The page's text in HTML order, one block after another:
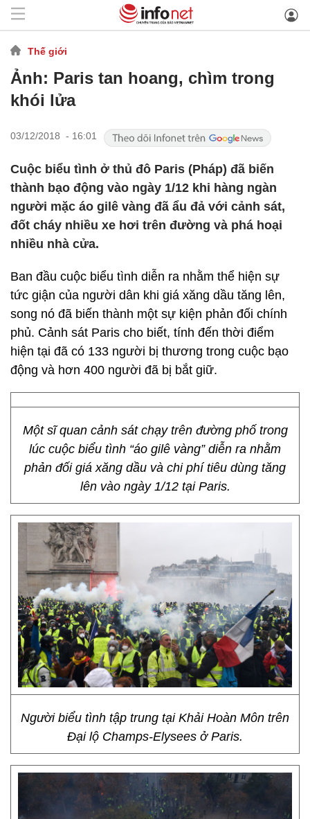
Thế giới
Ảnh: Paris tan hoang, chìm trong
khói lửa
03/12/2018 - 16:01
Cuộc biểu tình ở thủ đô Paris (Pháp) đã biến
thành bạo động vào ngày 1/12 khi hàng ngàn
người mặc áo gilê vàng đã ẩu đả với cảnh sát,
đốt cháy nhiều xe hơi trên đường và phá hoại
nhiều nhà cửa.
Ban đầu cuộc biểu tình diễn ra nhằm thể hiện sự
tức giận của người dân khi giá xăng dầu tăng lên,
song nó đã biến thành một sự kiện phản đối chính
phủ. Cảnh sát Paris cho biết, tính đến thời điểm
hiện tại đã có 133 người bị thương trong cuộc bạo
động và hơn 400 người đã bị bắt giữ.
Một sĩ quan cảnh sát chạy trên đường phố trong
lúc cuộc biểu tình “áo gilê vàng” diễn ra nhằm
phản đối giá xăng dầu và chi phí tiêu dùng tăng
lên vào ngày 1/12 tại Paris.
Người biểu tình tập trung tại Khải Hoàn Môn trên
Đại lộ Champs-Elysees ở Paris.